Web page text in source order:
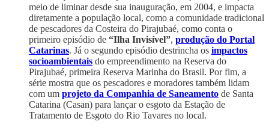
meio de liminar desde sua inauguração, em 2004, e impacta
diretamente a população local, como a comunidade tradicional
de pescadores da Costeira do Pirajubaé, como conta o
primeiro episódio de “Ilha Invisível”, produção do Portal
Catarinas. Já o segundo episódio destrincha os impactos
socioambientais do empreendimento na Reserva do
Pirajubaé, primeira Reserva Marinha do Brasil. Por fim, a
série mostra que os pescadores e moradores também lidam
com um projeto da Companhia de Saneamento de Santa
Catarina (Casan) para lançar o esgoto da Estação de
Tratamento de Esgoto do Rio Tavares no local.